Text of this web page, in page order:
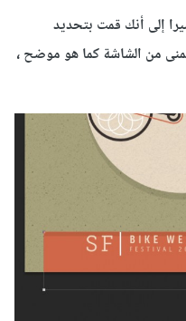
إلى أنك قمت بتحديد
من الشاشة كما هو موضح ،